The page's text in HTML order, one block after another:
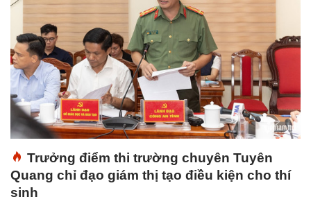
Trưởng điểm thi trường chuyên Tuyên
Quang chỉ đạo giám thị tạo điều kiện cho thí
sinh